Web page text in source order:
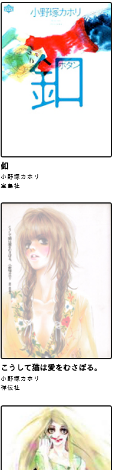
釦
小野塚カホリ
宝島社
こうして猫は愛をむさぼる。
小野塚カホリ
祥伝社